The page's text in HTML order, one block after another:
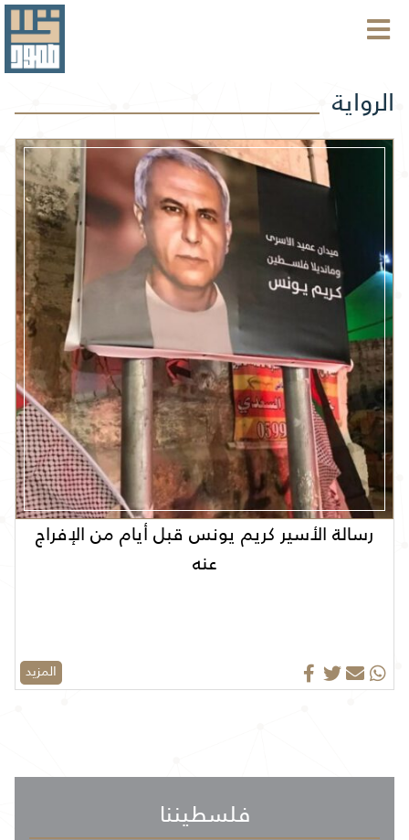
الرواية
رسالة الأسير كريم يونس قبل أيام من الإفراج
عنه
المزيد
فلسطيننا